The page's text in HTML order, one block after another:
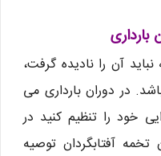
نباید آن را نادیده گرفت،
در دوران بارداری می
خود را تنظیم کنید در
آفتابگردان توصیه